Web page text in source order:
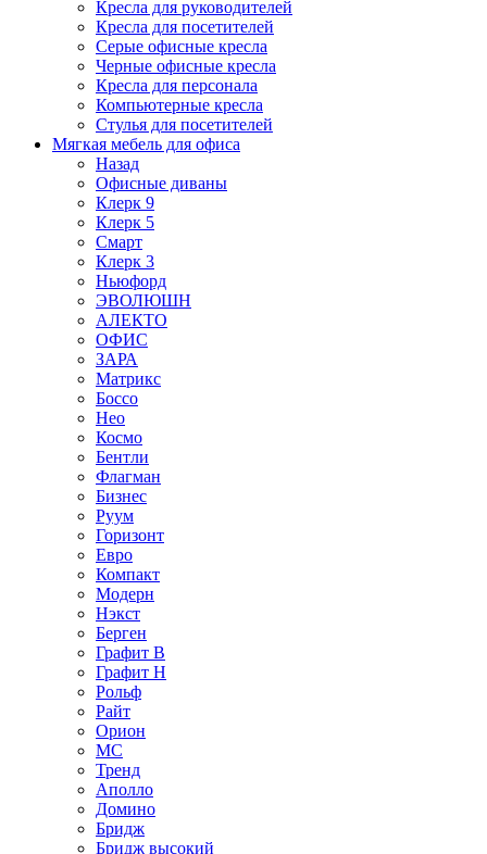
Кресла для руководителей
Кресла для посетителей
Серые офисные кресла
Черные офисные кресла
Кресла для персонала
Компьютерные кресла
Стулья для посетителей
Мягкая мебель для офиса
Назад
Офисные диваны
Клерк 9
Клерк 5
Смарт
Клерк 3
Ньюфорд
ЭВОЛЮШН
АЛЕКТО
ОФИС
ЗАРА
Матрикс
Боссо
Нео
Космо
Бентли
Флагман
Бизнес
Руум
Горизонт
Евро
Компакт
Модерн
Нэкст
Берген
Графит В
Графит Н
Рольф
Райт
Орион
МС
Тренд
Аполло
Домино
Бридж
Бридж высокий